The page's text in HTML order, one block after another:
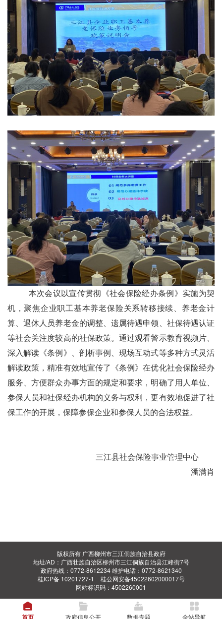
本次会议以宣传贯彻《社会保险经办条例》实施为契
机，聚焦企业职工基本养老保险关系转移接续、养老金计
算、退休人员养老金的调整、遗属待遇申领、社保待遇认证
等社会关注度较高的社保政策。通过观看警示教育视频片、
深入解读《条例》、剖析事例、现场互动式等多种方式灵活
解读政策，精准有效地宣传了《条例》在优化社会保险经办
服务、方便群众办事方面的规定和要求，明确了用人单位、
参保人员和社保经办机构的义务与权利，更有效地促进了社
保工作的开展，保障参保企业和参保人员的合法权益。
三江县社会保险事业管理中心
潘满肖
版权所有 广西柳州市三江侗族自治县政府
地址/AD：广西壮族自治区柳州市三江侗族自治县江峰街7号
政府热线：0772-8612234 维护电话：0772-8621340
桂ICP备 10201727-1
桂公网安备45022602000017号
网站标识码：4502260001
首页 政府信息公开 数据专题 全站导航